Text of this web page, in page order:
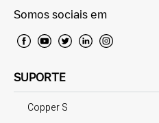
Somos sociais em
SUPORTE
Copper S